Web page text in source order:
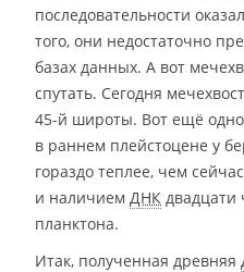
последовательности
того, они недостаточно
базах данных. А вот
спутать. Сегодня
45-й широты. Вот ещё одно
в раннем плейстоцене у
гораздо теплее, чем
и наличием ДНК двадцати
планктона.
Итак, полученная древняя